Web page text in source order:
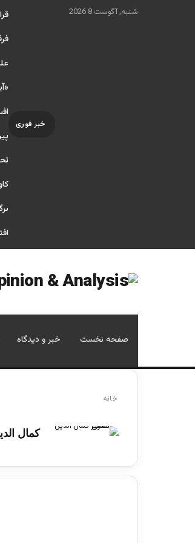
شنبه, آگوست 8 2026
خبر فوری
صفحه نخست خبر و دیدگاه
خانه
کمال